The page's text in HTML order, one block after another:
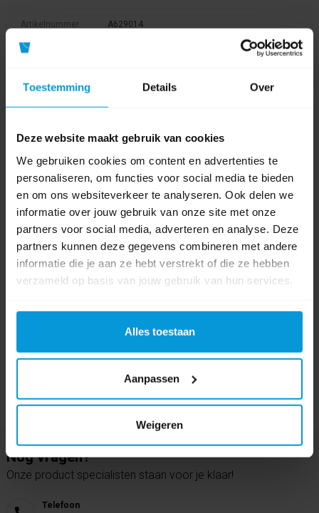
Toestemming Details Over
Deze website maakt gebruik van cookies
We gebruiken cookies om content en advertenties te
personaliseren, om functies voor social media te bieden
en om ons websiteverkeer te analyseren. Ook delen we
informatie over jouw gebruik van onze site met onze
partners voor social media, adverteren en analyse. Deze
partners kunnen deze gegevens combineren met andere
informatie die je aan ze hebt verstrekt of die ze hebben
verzameld op basis van jouw gebruik van hun services.
Alles toestaan
Aanpassen
Weigeren
Artikelnummer A629014
GTIN barcode
Kleur
Product labels
629014 (2) , schort met mouw (1), schort (2), a629014 (1)
0 beoordeling(en)
Schrijf als eerste voor dit product een beoordeling
Nog vragen?
Onze product specialisten staan voor je klaar!
Telefoon